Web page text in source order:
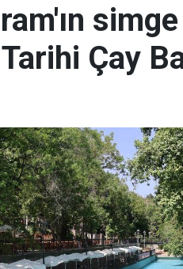
Çay